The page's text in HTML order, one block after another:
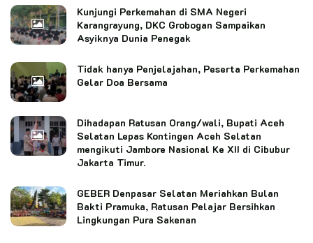
Kunjungi Perkemahan di SMA Negeri
Karangrayung, DKC Grobogan Sampaikan
Asyiknya Dunia Penegak
Tidak hanya Penjelajahan, Peserta Perkemahan
Gelar Doa Bersama
Dihadapan Ratusan Orang/wali, Bupati Aceh
Selatan Lepas Kontingen Aceh Selatan
mengikuti Jambore Nasional Ke XII di Cibubur
Jakarta Timur.
GEBER Denpasar Selatan Meriahkan Bulan
Bakti Pramuka, Ratusan Pelajar Bersihkan
Lingkungan Pura Sakenan